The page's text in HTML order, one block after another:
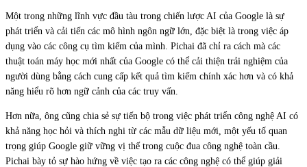
Một trong những lĩnh vực đầu tàu trong chiến lược AI của Google là sự
phát triển và cải tiến các mô hình ngôn ngữ lớn, đặc biệt là trong việc áp
dụng vào các công cụ tìm kiếm của mình. Pichai đã chỉ ra cách mà các
thuật toán máy học mới nhất của Google có thể cải thiện trải nghiệm của
người dùng bằng cách cung cấp kết quả tìm kiếm chính xác hơn và có khả
năng hiểu rõ hơn ngữ cảnh của các truy vấn.
Hơn nữa, ông cũng chia sẻ sự tiến bộ trong việc phát triển công nghệ AI có
khả năng học hỏi và thích nghi từ các mẫu dữ liệu mới, một yếu tố quan
trọng giúp Google giữ vững vị thế trong cuộc đua công nghệ toàn cầu.
Pichai bày tỏ sự hào hứng về việc tạo ra các công nghệ có thể giúp giải